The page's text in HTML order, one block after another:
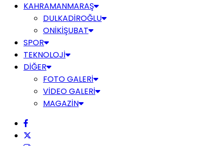
KAHRAMANMARAŞ
DULKADİROĞLU
ONİKİŞUBAT
SPOR
TEKNOLOJİ
DİĞER
FOTO GALERİ
VİDEO GALERİ
MAGAZİN